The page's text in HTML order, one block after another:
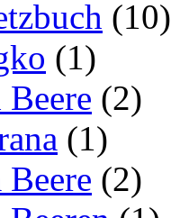
(10)
(1)
(2)
(1)
(2)